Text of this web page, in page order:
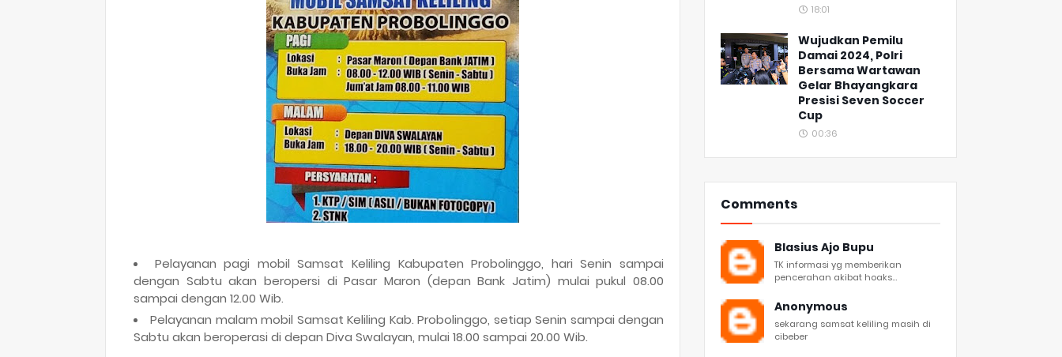
Pelayanan pagi mobil Samsat Keliling Kabupaten Probolinggo, hari Senin sampai
dengan Sabtu akan beropersi di Pasar Maron (depan Bank Jatim) mulai pukul 08.00
sampai dengan 12.00 Wib.
Pelayanan malam mobil Samsat Keliling Kab. Probolinggo, setiap Senin sampai dengan
Sabtu akan beroperasi di depan Diva Swalayan, mulai 18.00 sampai 20.00 Wib.
18:01
Wujudkan Pemilu
Damai 2024, Polri
Bersama Wartawan
Gelar Bhayangkara
Presisi Seven Soccer
Cup
00:36
Comments
Blasius Ajo Bupu
TK informasi yg memberikan
pencerahan akibat hoaks...
Anonymous
sekarang samsat keliling masih di
cibeber